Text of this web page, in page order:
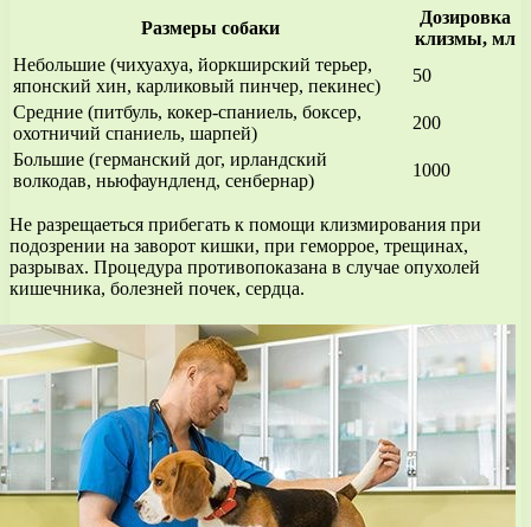
Размеры собаки
Дозировка
клизмы, мл
Небольшие (чихуахуа, йоркширский терьер,
японский хин, карликовый пинчер, пекинес)
50
Средние (питбуль, кокер-спаниель, боксер,
охотничий спаниель, шарпей)
200
Большие (германский дог, ирландский
волкодав, ньюфаундленд, сенбернар)
1000
Не разрещаеться прибегать к помощи клизмирования при
подозрении на заворот кишки, при геморрое, трещинах,
разрывах. Процедура противопоказана в случае опухолей
кишечника, болезней почек, сердца.